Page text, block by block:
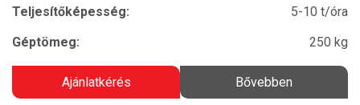
Teljesítőképesség:
5-10 t/óra
Géptömeg:
250 kg
Ajánlatkérés Bővebben